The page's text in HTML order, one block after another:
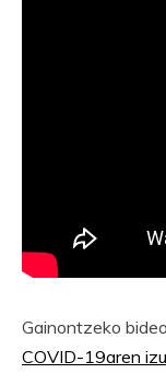
Gainontzeko
COVID-19aren